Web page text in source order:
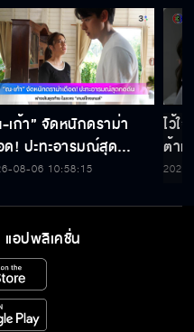
เก้า” จัดหนักดราม่า
ด! ปะทะอารมณ์สุด
น ฟางเส้นสุดท้าย ใน
08-06 10:58:15
ไว้ใ
ต้าห์
แอปพลิเคชั่น